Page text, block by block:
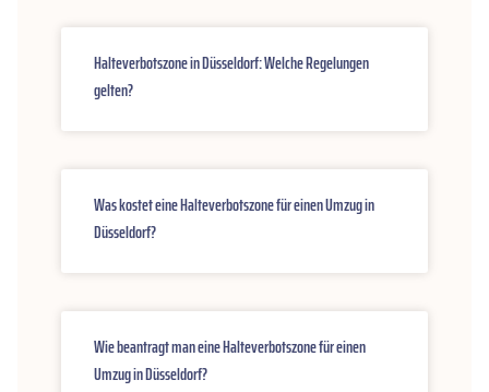
Halteverbotszone in Düsseldorf: Welche Regelungen
gelten?
Was kostet eine Halteverbotszone für einen Umzug in
Düsseldorf?
Wie beantragt man eine Halteverbotszone für einen
Umzug in Düsseldorf?